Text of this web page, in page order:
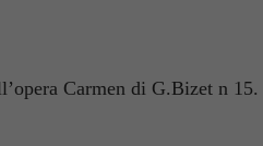
Carmen di G.Bizet n